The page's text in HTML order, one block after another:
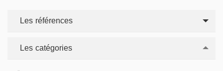
Les références
Les catégories